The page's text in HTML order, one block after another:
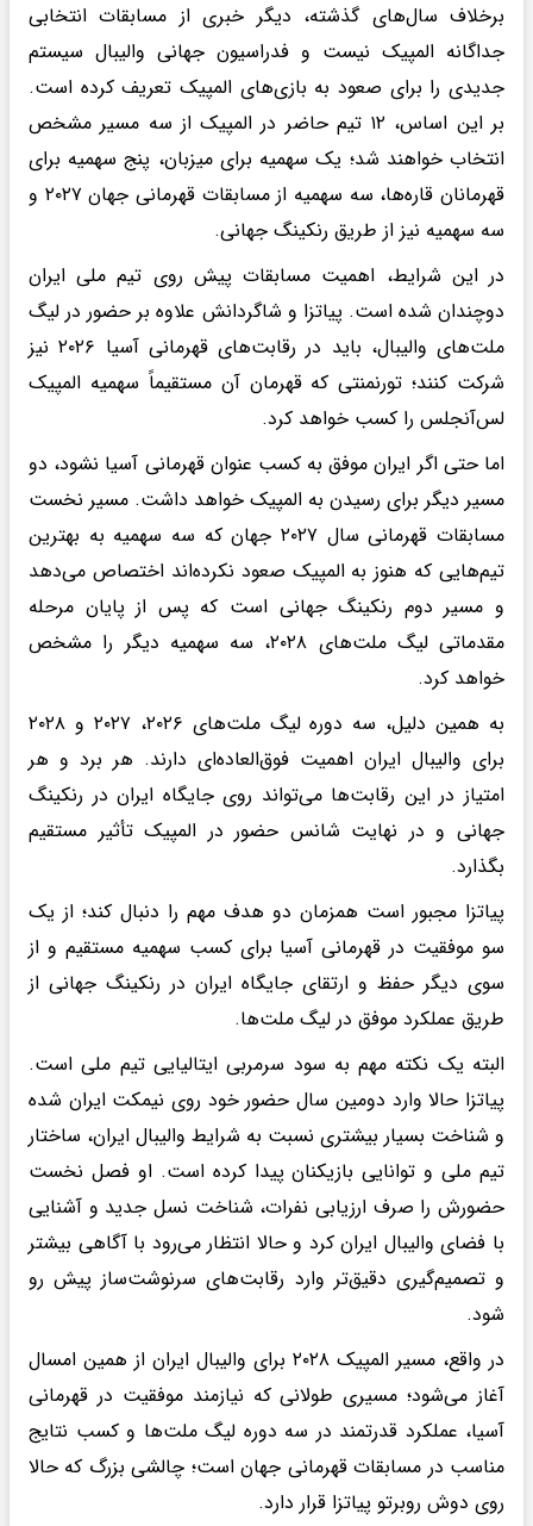
برخلاف سال‌های گذشته، دیگر خبری از مسابقات انتخابی
جداگانه المپیک نیست و فدراسیون جهانی والیبال سیستم
جدیدی را برای صعود به بازی‌های المپیک تعریف کرده است.
بر این اساس، ۱۲ تیم حاضر در المپیک از سه مسیر مشخص
انتخاب خواهند شد؛ یک سهمیه برای میزبان، پنج سهمیه برای
قهرمانان قاره‌ها، سه سهمیه از مسابقات قهرمانی جهان ۲۰۲۷ و
سه سهمیه نیز از طریق رنکینگ جهانی.
در این شرایط، اهمیت مسابقات پیش روی تیم ملی ایران
دوچندان شده است. پیاتزا و شاگردانش علاوه بر حضور در لیگ
ملت‌های والیبال، باید در رقابت‌های قهرمانی آسیا ۲۰۲۶ نیز
شرکت کنند؛ تورنمنتی که قهرمان آن مستقیماً سهمیه المپیک
لس‌آنجلس را کسب خواهد کرد.
اما حتی اگر ایران موفق به کسب عنوان قهرمانی آسیا نشود، دو
مسیر دیگر برای رسیدن به المپیک خواهد داشت. مسیر نخست
مسابقات قهرمانی سال ۲۰۲۷ جهان که سه سهمیه به بهترین
تیم‌هایی که هنوز به المپیک صعود نکرده‌اند اختصاص می‌دهد
و مسیر دوم رنکینگ جهانی است که پس از پایان مرحله
مقدماتی لیگ ملت‌های ۲۰۲۸، سه سهمیه دیگر را مشخص
خواهد کرد.
به همین دلیل، سه دوره لیگ ملت‌های ۲۰۲۶، ۲۰۲۷ و ۲۰۲۸
برای والیبال ایران اهمیت فوق‌العاده‌ای دارند. هر برد و هر
امتیاز در این رقابت‌ها می‌تواند روی جایگاه ایران در رنکینگ
جهانی و در نهایت شانس حضور در المپیک تأثیر مستقیم
بگذارد.
پیاتزا مجبور است همزمان دو هدف مهم را دنبال کند؛ از یک
سو موفقیت در قهرمانی آسیا برای کسب سهمیه مستقیم و از
سوی دیگر حفظ و ارتقای جایگاه ایران در رنکینگ جهانی از
طریق عملکرد موفق در لیگ ملت‌ها.
البته یک نکته مهم به سود سرمربی ایتالیایی تیم ملی است.
پیاتزا حالا وارد دومین سال حضور خود روی نیمکت ایران شده
و شناخت بسیار بیشتری نسبت به شرایط والیبال ایران، ساختار
تیم ملی و توانایی بازیکنان پیدا کرده است. او فصل نخست
حضورش را صرف ارزیابی نفرات، شناخت نسل جدید و آشنایی
با فضای والیبال ایران کرد و حالا انتظار می‌رود با آگاهی بیشتر
و تصمیم‌گیری دقیق‌تر وارد رقابت‌های سرنوشت‌ساز پیش رو
شود.
در واقع، مسیر المپیک ۲۰۲۸ برای والیبال ایران از همین امسال
آغاز می‌شود؛ مسیری طولانی که نیازمند موفقیت در قهرمانی
آسیا، عملکرد قدرتمند در سه دوره لیگ ملت‌ها و کسب نتایج
مناسب در مسابقات قهرمانی جهان است؛ چالشی بزرگ که حالا
روی دوش روبرتو پیاتزا قرار دارد.